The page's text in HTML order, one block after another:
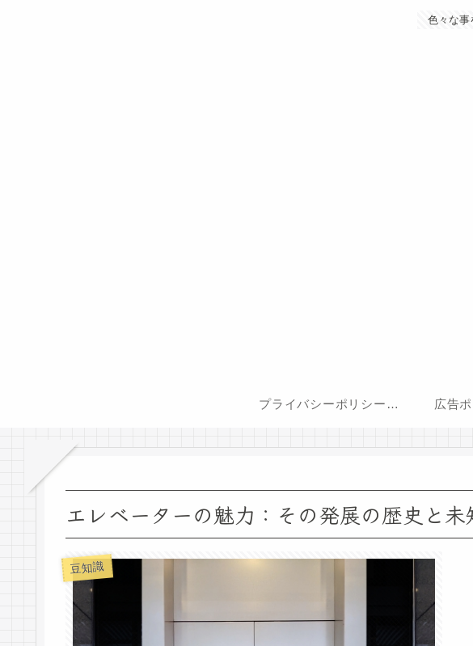
色々な事
プライバシーポリシー・免責事項 広告
エレベーターの魅力：その発展の歴史と未
豆知識